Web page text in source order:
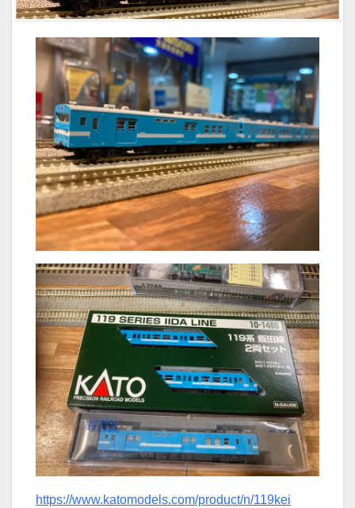
https://www.katomodels.com/product/n/119kei